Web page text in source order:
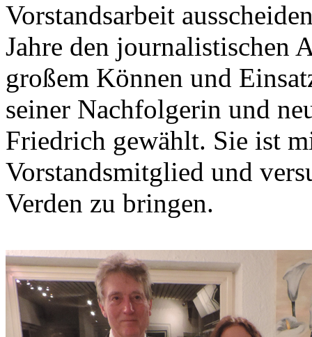
Vorstandsarbeit
Jahre den journalistischen
großem Können und
seiner Nachfolgerin und
Friedrich gewählt. Sie ist
Vorstandsmitglied und
Verden zu bringen.